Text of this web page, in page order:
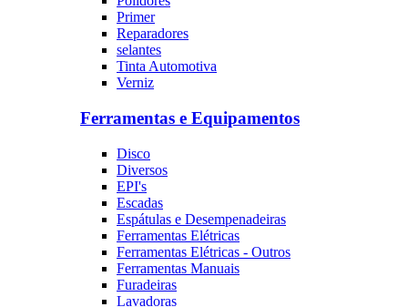
Primer
Reparadores
selantes
Tinta Automotiva
Verniz
Ferramentas e Equipamentos
Disco
Diversos
EPI's
Escadas
Espátulas e Desempenadeiras
Ferramentas Elétricas
Ferramentas Elétricas - Outros
Ferramentas Manuais
Furadeiras
Lavadoras